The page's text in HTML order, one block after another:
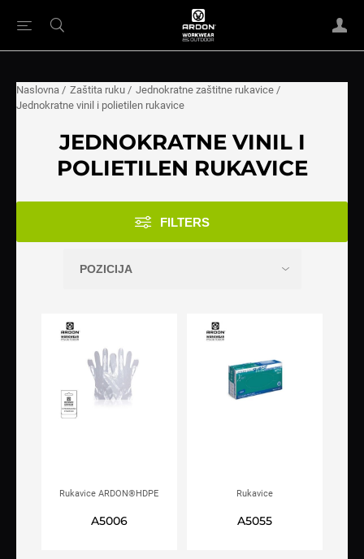
Naslovna / Zaštita ruku / Jednokratne zaštitne rukavice /
Jednokratne vinil i polietilen rukavice
JEDNOKRATNE VINIL I
POLIETILEN RUKAVICE
FILTERS
Rukavice ARDON®HDPE
A5006
Rukavice
pudera
A5055